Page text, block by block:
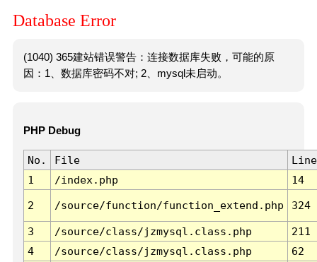
Database Error
(1040) 365建站错误警告：连接数据库失败，可能的原
因：1、数据库密码不对; 2、mysql未启动。
PHP Debug
No. File
Line
1
/index.php 14
2 /source/function/function_extend.php 324
3 /source/class/jzmysql.class.php
211
4
/source/class/jzmysql.class.php
62